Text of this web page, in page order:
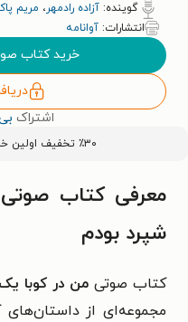
گوینده: آزاده رادمهر، مریم
انتشارات: آوانامه
خرید کتاب
اشتراک
٪۳۰ تخفیف اولین خرید کتاب با کد
معرفی کتاب
شپرد بودم
کتاب صوتی من در کوبا
مجموعه‌ای از